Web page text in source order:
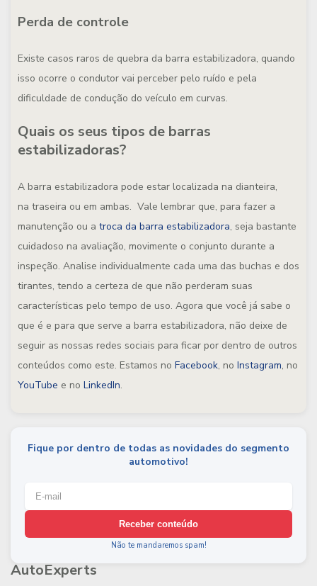
Perda de controle
Existe casos raros de quebra da barra estabilizadora, quando
isso ocorre o condutor vai perceber pelo ruído e pela
dificuldade de condução do veículo em curvas.
Quais os seus tipos de barras
estabilizadoras?
A barra estabilizadora pode estar localizada na dianteira,
na traseira ou em ambas. Vale lembrar que, para fazer a
manutenção ou a troca da barra estabilizadora, seja bastante
cuidadoso na avaliação, movimente o conjunto durante a
inspeção. Analise individualmente cada uma das buchas e dos
tirantes, tendo a certeza de que não perderam suas
características pelo tempo de uso. Agora que você já sabe o
que é e para que serve a barra estabilizadora, não deixe de
seguir as nossas redes sociais para ficar por dentro de outros
conteúdos como este. Estamos no Facebook, no Instagram, no
YouTube e no LinkedIn.
Fique por dentro de todas as novidades do segmento
automotivo!
Receber conteúdo
Não te mandaremos spam!
AutoExperts